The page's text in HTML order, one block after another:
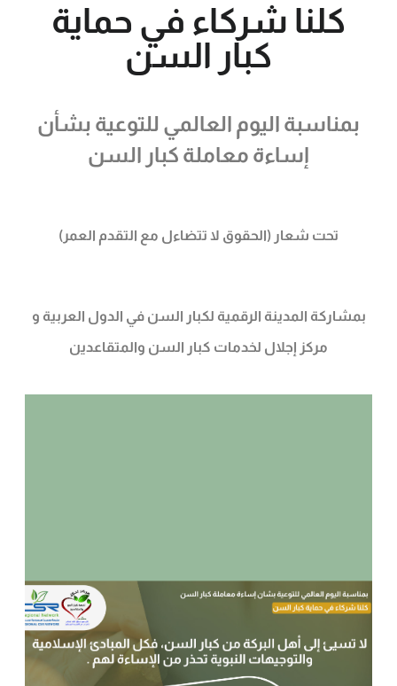
كلنا شركاء في حماية
كبار السن
بمناسبة اليوم العالمي للتوعية بشأن
إساءة معاملة كبار السن
تحت شعار (الحقوق لا تتضاءل مع التقدم العمر)
بمشاركة المدينة الرقمية لكبار السن في الدول العربية و
مركز إجلال لخدمات كبار السن والمتقاعدين